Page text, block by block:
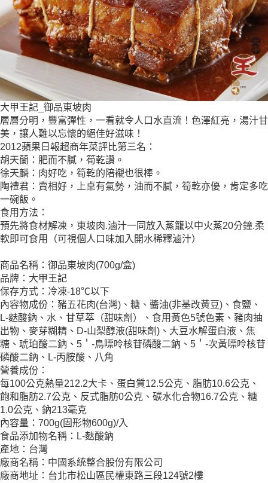
大甲王記_御品東坡肉
層層分明，豐富彈性，一看就令人口水直流！色澤紅亮，湯汁甘
美，讓人難以忘懷的絕佳好滋味！
2012蘋果日報超商年菜評比第三名：
胡天蘭：肥而不膩，筍乾讚。
徐天麟：肉好吃，筍乾的陪襯也很棒。
陶禮君：賣相好，上桌有氣勢，油而不膩，筍乾亦優，肯定多吃
一碗飯。
食用方法：
預先將食材解凍，東坡肉.滷汁一同放入蒸籠以中火蒸20分鐘.柔
軟即可食用（可視個人口味加入開水稀釋滷汁）
商品名稱：御品東坡肉(700g/盒)
品牌：大甲王記
保存方式：冷凍-18℃以下
內容物成份：豬五花肉(台灣)、糖、醬油(非基改黃豆)、食鹽、
L-麩酸鈉、水、甘草萃（甜味劑）、食用黃色5號色素、豬肉抽
出物、麥芽糊精、D-山梨醇液(甜味劑)、大豆水解蛋白液、焦
糖、琥珀酸二鈉、5＇-鳥嘌呤核苷磷酸二鈉、5＇-次黃嘌呤核苷
磷酸二鈉、L-丙胺酸、八角
營養成份：
每100公克熱量212.2大卡、蛋白質12.5公克、脂肪10.6公克、
飽和脂肪2.7公克、反式脂肪0公克、碳水化合物16.7公克、糖
1.0公克、鈉213毫克
內容量：700g(固形物600g)/入
食品添加物名稱：L-麩酸鈉
產地：台灣
廠商名稱：中國系統整合股份有限公司
廠商地址：台北市松山區民權東路三段124號2樓